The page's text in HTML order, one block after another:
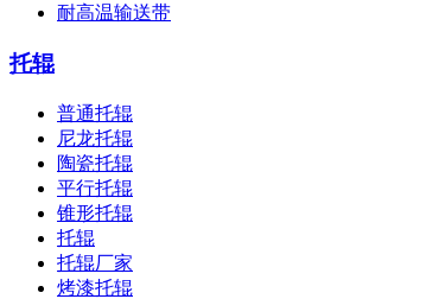
耐高温输送带
托辊
普通托辊
尼龙托辊
陶瓷托辊
平行托辊
锥形托辊
托辊
托辊厂家
烤漆托辊